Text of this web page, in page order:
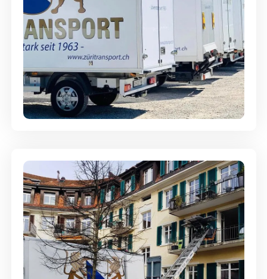
Möbellagerung - Alles sicher
aufbewahrt